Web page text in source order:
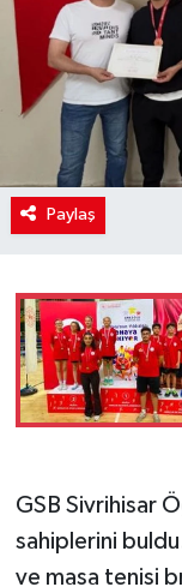
Paylaş
GSB Sivrihisar
sahiplerini
ve masa tenisi